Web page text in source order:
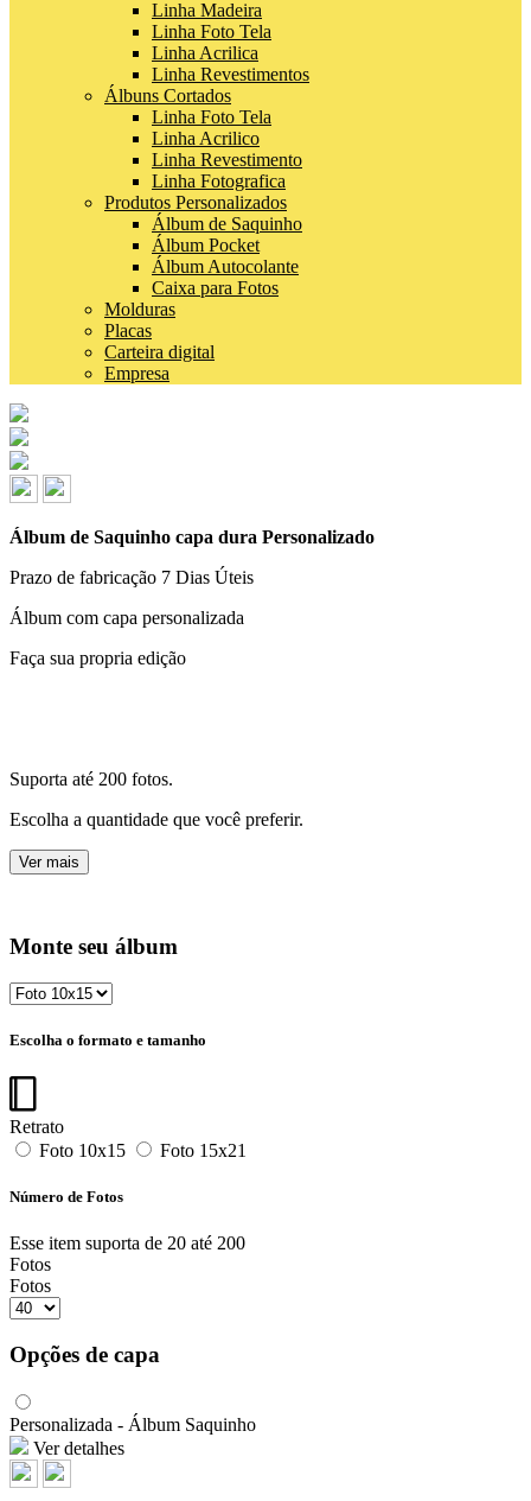
Linha Madeira
Linha Foto Tela
Linha Acrilica
Linha Revestimentos
Álbuns Cortados
Linha Foto Tela
Linha Acrilico
Linha Revestimento
Linha Fotografica
Produtos Personalizados
Álbum de Saquinho
Álbum Pocket
Álbum Autocolante
Caixa para Fotos
Molduras
Placas
Carteira digital
Empresa
Álbum de Saquinho capa dura Personalizado
Prazo de fabricação 7 Dias Úteis
Álbum com capa personalizada
Faça sua propria edição
Suporta até 200 fotos.
Escolha a quantidade que você preferir.
Ver mais
Monte seu álbum
Escolha o formato e tamanho
Retrato
Foto 10x15
Foto 15x21
Número de Fotos
Esse item suporta de 20 até 200
Fotos
Fotos
Opções de capa
Personalizada - Álbum Saquinho
Ver detalhes